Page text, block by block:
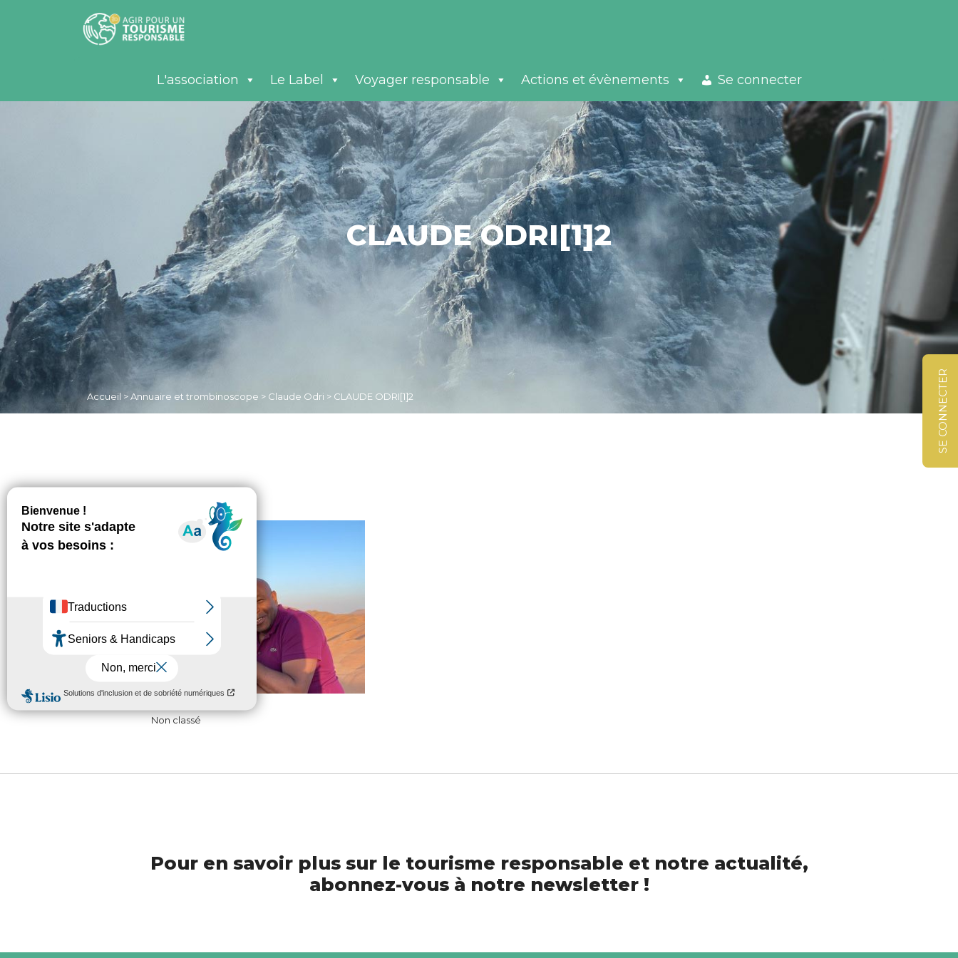
SE CONNECTER
L'association Le Label Voyager responsable Actions et évènements Se connecter
CLAUDE ODRI[1]2
Accueil >Annuaire et trombinoscope > Claude Odri > CLAUDE ODRI[1]2 ©
Non classé
Pour en savoir plus sur le tourisme responsable et notre actualité,
abonnez-vous à notre newsletter !